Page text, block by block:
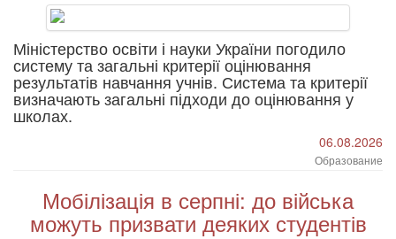
Міністерство освіти і науки України погодило
систему та загальні критерії оцінювання
результатів навчання учнів. Система та критерії
визначають загальні підходи до оцінювання у
школах.
06.08.2026
Образование
Мобілізація в серпні: до війська
можуть призвати деяких студентів